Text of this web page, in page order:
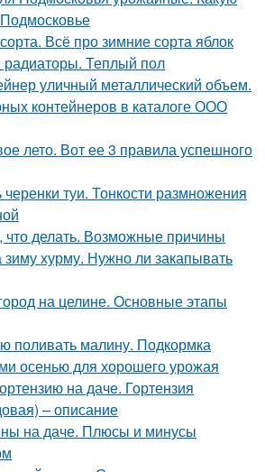
Всё про зимние сорта яблок
Теплый пол
уличный металлический объем.
контейнеров в каталоге ООО
лето. Вот ее 3 правила успешного
черенки туи. Тонкости размножения
делать. Возможные причины
зиму хурму. Нужно ли закапывать
на целине. Основные этапы
поливать малину. Подкормка
осенью для хорошего урожая
на даче. Гортензия
– описание
на даче. Плюсы и минусы